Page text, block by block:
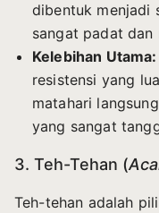
dibentuk menjadi
sangat padat dan
Kelebihan Utama:
resistensi yang
matahari
yang sangat
3. Teh-Tehan (
Teh-tehan adalah